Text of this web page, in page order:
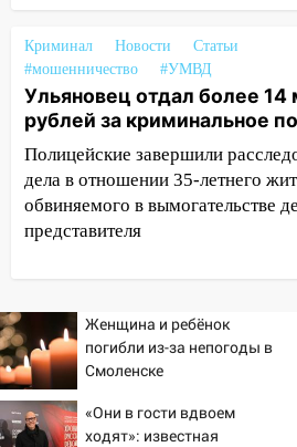
08:21
В Заволжском
велосипеда
07:18 В Ульяновск идет
тридцатиградусная
погода в четверг
06:00 Четыре года
юристы помогли женщине
за плесень на стенах
прибыль, а кому —
прочность
22:58
Соцсети: на
ДТП с мотоциклистом
Криминал Новости
Статьи
#мошенничество
#УМВД
Ульяновец отдал более 14
рублей за криминальное
Полицейские завершили
дела в отношении 35-летнего
обвиняемого в вымогательстве
представителя
Женщина и ребёнок
погибли из-за непогоды в
Смоленске
«Они в гости вдвоем
ходят»: известная